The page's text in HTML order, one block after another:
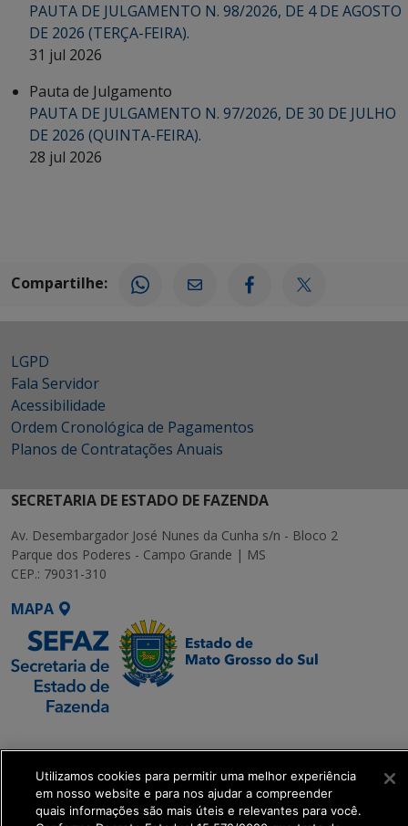
PAUTA DE JULGAMENTO N. 98/2026, DE 4 DE AGOSTO
DE 2026 (TERÇA-FEIRA).
31 jul 2026
Pauta de Julgamento
PAUTA DE JULGAMENTO N. 97/2026, DE 30 DE JULHO
DE 2026 (QUINTA-FEIRA).
28 jul 2026
Compartilhe:
LGPD
Fala Servidor
Acessibilidade
Ordem Cronológica de Pagamentos
Planos de Contratações Anuais
SECRETARIA DE ESTADO DE FAZENDA
Av. Desembargador José Nunes da Cunha s/n - Bloco 2
Parque dos Poderes - Campo Grande | MS
CEP.: 79031-310
MAPA
Executiva de
Transformação Digital
Utilizamos cookies para permitir uma melhor experiência
em nosso website e para nos ajudar a compreender
quais informações são mais úteis e relevantes para você.